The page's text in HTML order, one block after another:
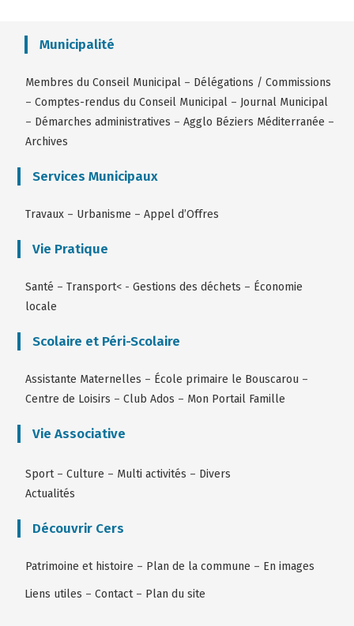
Municipalité
Membres du Conseil Municipal – Délégations / Commissions
–Comptes-rendus du Conseil Municipal – Journal Municipal
– Démarches administratives –Agglo Béziers Méditerranée –
Archives
Services Municipaux
Travaux – Urbanisme –Appel d’Offres
Vie Pratique
Santé –Transport< -Gestions des déchets – Économie
locale
Scolaire et Péri-Scolaire
Assistante Maternelles – École primaire le Bouscarou –
Centre de Loisirs –Club Ados – Mon Portail Famille
Vie Associative
Sport –Culture – Multi activités – Divers
Actualités
Découvrir Cers
Patrimoine et histoire – Plan de la commune – En images
Liens utiles –Contact– Plan du site